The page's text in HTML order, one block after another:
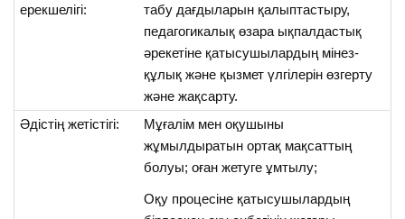
ерекшелігі:
табу дағдыларын қалыптастыру,
педагогикалық өзара ықпалдастық
әрекетіне қатысушылардың мінез-
құлық және қызмет үлгілерін өзгерту
және жақсарту.
Әдістің жетістігі:
Мұғалім мен оқушыны
жұмылдыратын ортақ мақсаттың
болуы; оған жетуге ұмтылу;
Оқу процесіне қатысушылардың